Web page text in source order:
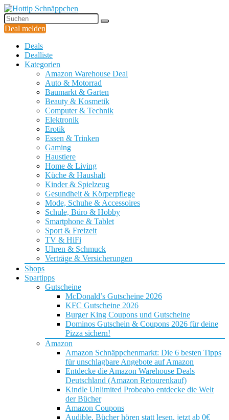
Deal melden
Deals
Dealliste
Kategorien
Amazon Warehouse Deal
Auto & Motorrad
Baumarkt & Garten
Beauty & Kosmetik
Computer & Technik
Elektronik
Erotik
Essen & Trinken
Gaming
Haustiere
Home & Living
Küche & Haushalt
Kinder & Spielzeug
Gesundheit & Körperpflege
Mode, Schuhe & Accessoires
Schule, Büro & Hobby
Smartphone & Tablet
Sport & Freizeit
TV & HiFi
Uhren & Schmuck
Verträge & Versicherungen
Shops
Spartipps
Gutscheine
McDonald’s Gutscheine 2026
KFC Gutscheine 2026
Burger King Coupons und Gutscheine
Dominos Gutschein & Coupons 2026 für deine
Pizza sichern!
Amazon
Amazon Schnäppchenmarkt: Die 6 besten Tipps
für unschlagbare Angebote auf Amazon
Entdecke die Amazon Warehouse Deals
Deutschland (Amazon Retourenkauf)
Kindle Unlimited Probeabo entdecke die Welt
der Bücher
Amazon Coupons
Audible, Bücher hören statt lesen, jetzt ab 0€